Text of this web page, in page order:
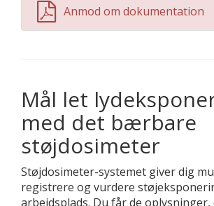
Anmod om dokumentation
Mål let
med det bærbare
støjdosimeter
Støjdosimeter-systemet giver dig
registrere og vurdere
arbejdsplads. Du får de